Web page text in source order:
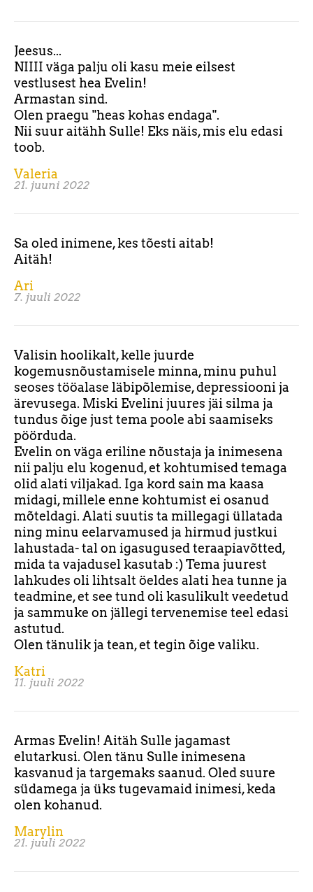
Jeesus...
NIIII väga palju oli kasu meie eilsest
vestlusest hea Evelin!
Armastan sind.
Olen praegu "heas kohas endaga".
Nii suur aitähh Sulle! Eks näis, mis elu edasi
toob.
Valeria
21. juuni 2022
Sa oled inimene, kes tõesti aitab!
Aitäh!
Ari
7. juuli 2022
Valisin hoolikalt, kelle juurde
kogemusnõustamisele minna, minu puhul
seoses tööalase läbipõlemise, depressiooni ja
ärevusega. Miski Evelini juures jäi silma ja
tundus õige just tema poole abi saamiseks
pöörduda.
Evelin on väga eriline nõustaja ja inimesena
nii palju elu kogenud, et kohtumised temaga
olid alati viljakad. Iga kord sain ma kaasa
midagi, millele enne kohtumist ei osanud
mõteldagi. Alati suutis ta millegagi üllatada
ning minu eelarvamused ja hirmud justkui
lahustada- tal on igasugused teraapiavõtted,
mida ta vajadusel kasutab :) Tema juurest
lahkudes oli lihtsalt öeldes alati hea tunne ja
teadmine, et see tund oli kasulikult veedetud
ja sammuke on jällegi tervenemise teel edasi
astutud.
Olen tänulik ja tean, et tegin õige valiku.
Katri
11. juuli 2022
Armas Evelin! Aitäh Sulle jagamast
elutarkusi. Olen tänu Sulle inimesena
kasvanud ja targemaks saanud. Oled suure
südamega ja üks tugevamaid inimesi, keda
olen kohanud.
Marylin
21. juuli 2022